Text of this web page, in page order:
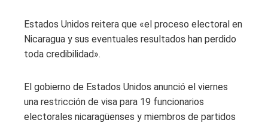
Estados Unidos reitera que «el proceso electoral en
Nicaragua y sus eventuales resultados han perdido
toda credibilidad».
El gobierno de Estados Unidos anunció el viernes
una restricción de visa para 19 funcionarios
electorales nicaragüenses y miembros de partidos